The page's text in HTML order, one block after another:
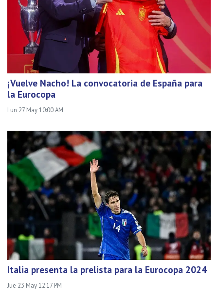
¡Vuelve Nacho! La convocatoria de España para
la Eurocopa
Lun 27 May 10:00 AM
Italia presenta la prelista para la Eurocopa 2024
Jue 23 May 12:17 PM